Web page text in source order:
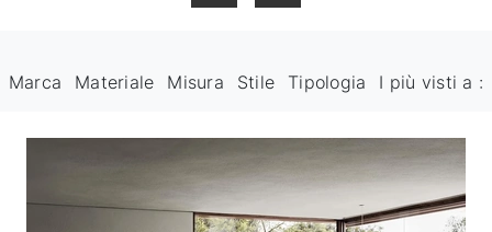
Marca Materiale Misura Stile Tipologia I più visti a :